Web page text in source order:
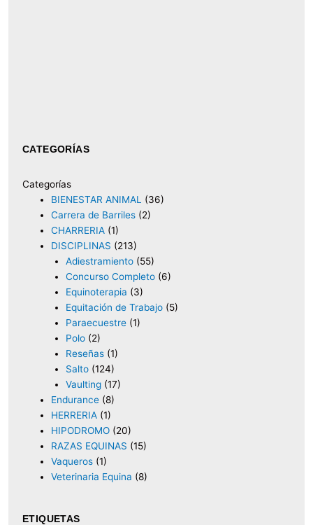
CATEGORÍAS
Categorías
BIENESTAR ANIMAL
(36)
Carrera de Barriles (2)
CHARRERIA (1)
DISCIPLINAS (213)
Adiestramiento(55)
Concurso Completo(6)
Equinoterapia (3)
Equitación de Trabajo(5)
Paraecuestre(1)
Polo(2)
Reseñas(1)
Salto(124)
Vaulting(17)
Endurance (8)
HERRERIA (1)
HIPODROMO (20)
RAZAS EQUINAS (15)
Vaqueros (1)
Veterinaria Equina (8)
ETIQUETAS